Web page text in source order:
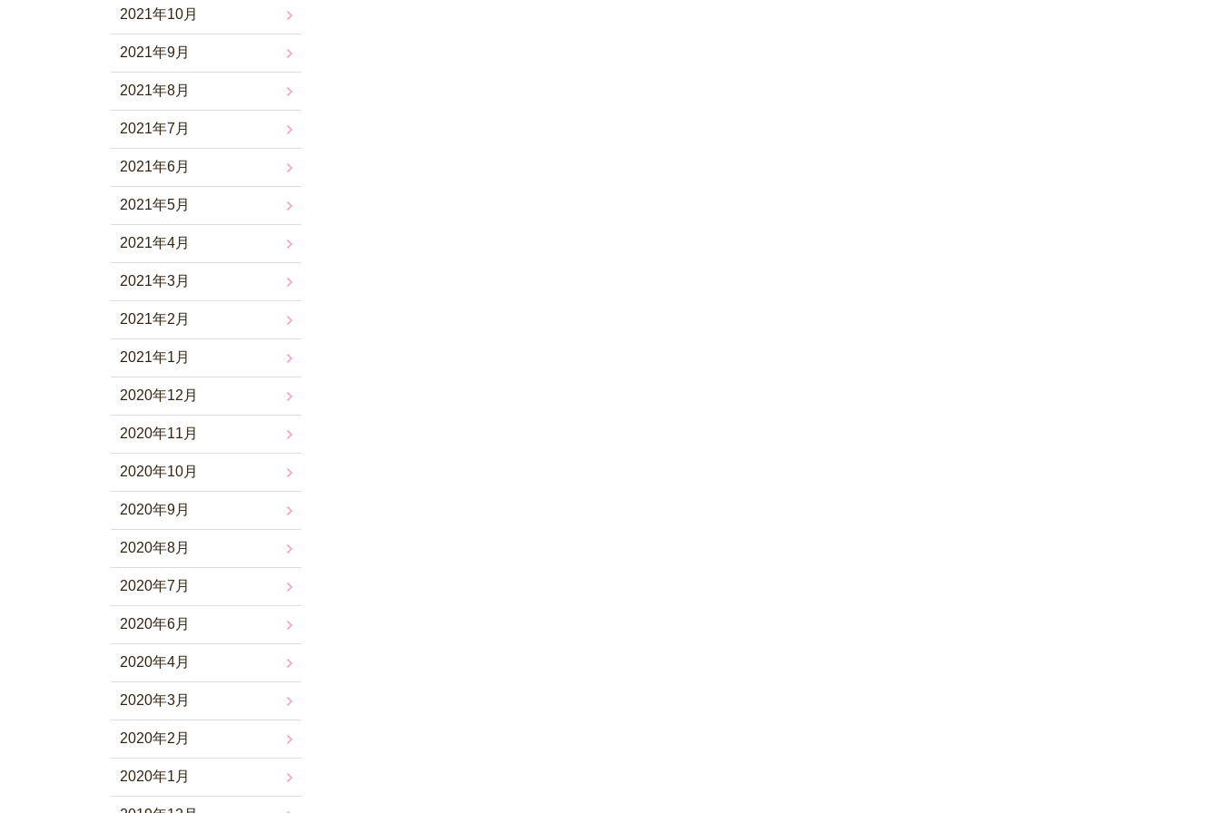
2021年10月
2021年9月
2021年8月
2021年7月
2021年6月
2021年5月
2021年4月
2021年3月
2021年2月
2021年1月
2020年12月
2020年11月
2020年10月
2020年9月
2020年8月
2020年7月
2020年6月
2020年4月
2020年3月
2020年2月
2020年1月